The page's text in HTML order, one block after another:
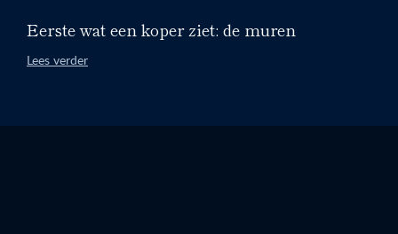
Eerste wat een koper ziet: de muren
Lees verder